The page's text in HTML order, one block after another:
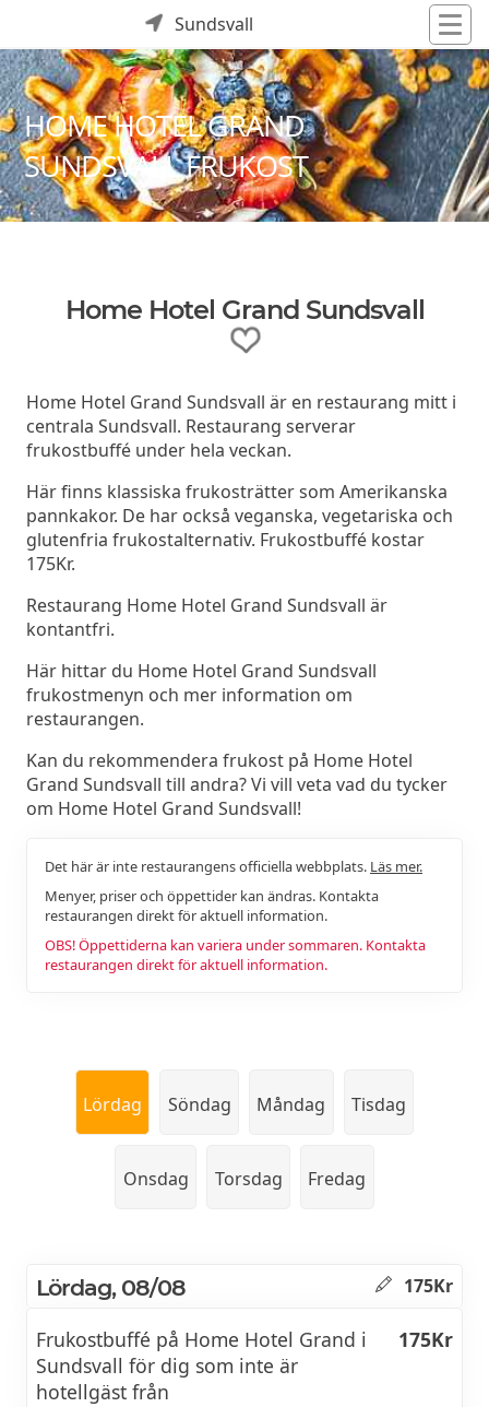
Sundsvall
HOME HOTEL GRAND
SUNDSVALL FRUKOST
Home Hotel Grand Sundsvall
Home Hotel Grand Sundsvall är en restaurang mitt i
centrala Sundsvall. Restaurang serverar
frukostbuffé under hela veckan.
Här finns klassiska frukosträtter som Amerikanska
pannkakor. De har också veganska, vegetariska och
glutenfria frukostalternativ. Frukostbuffé kostar
175Kr.
Restaurang Home Hotel Grand Sundsvall är
kontantfri.
Här hittar du Home Hotel Grand Sundsvall
frukostmenyn och mer information om
restaurangen.
Kan du rekommendera frukost på Home Hotel
Grand Sundsvall till andra? Vi vill veta vad du tycker
om Home Hotel Grand Sundsvall!
Det här är inte restaurangens officiella webbplats. Läs mer.
Menyer, priser och öppettider kan ändras. Kontakta
restaurangen direkt för aktuell information.
OBS! Öppettiderna kan variera under sommaren. Kontakta
restaurangen direkt för aktuell information.
Lördag Söndag Måndag Tisdag
Onsdag Torsdag Fredag
Lördag, 08/08 175Kr
Frukostbuffé på Home Hotel Grand i
Sundsvall för dig som inte är
hotellgäst från
175Kr